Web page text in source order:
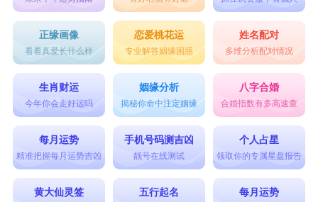
啸喆
煜喆 树恺 俊锡 弋焱
正缘画像
看看真爱长什么样
恋爱桃花运
专业解答姻缘困惑
姓名配对
多维分析配对情况
生肖财运
今年你会走好运吗
姻缘分析
揭秘你命中注定姻缘
八字合婚
合婚指数有多高速查
每月运势
精准把握每月运势吉凶
手机号码测吉凶
靓号在线测试
个人占星
领取你的专属星盘报告
黄大仙灵签 五行起名 每月运势